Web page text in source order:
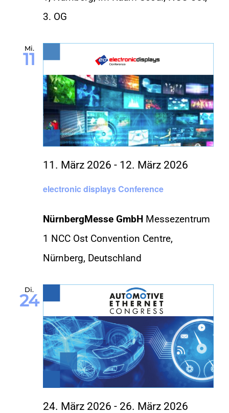
3. OG
Mi.
11
electronic displays Conference
11. März 2026 - 12. März 2026
NürnbergMesse GmbH Messezentrum
1 NCC Ost Convention Centre,
Nürnberg, Deutschland
Di.
24
24. März 2026 - 26. März 2026